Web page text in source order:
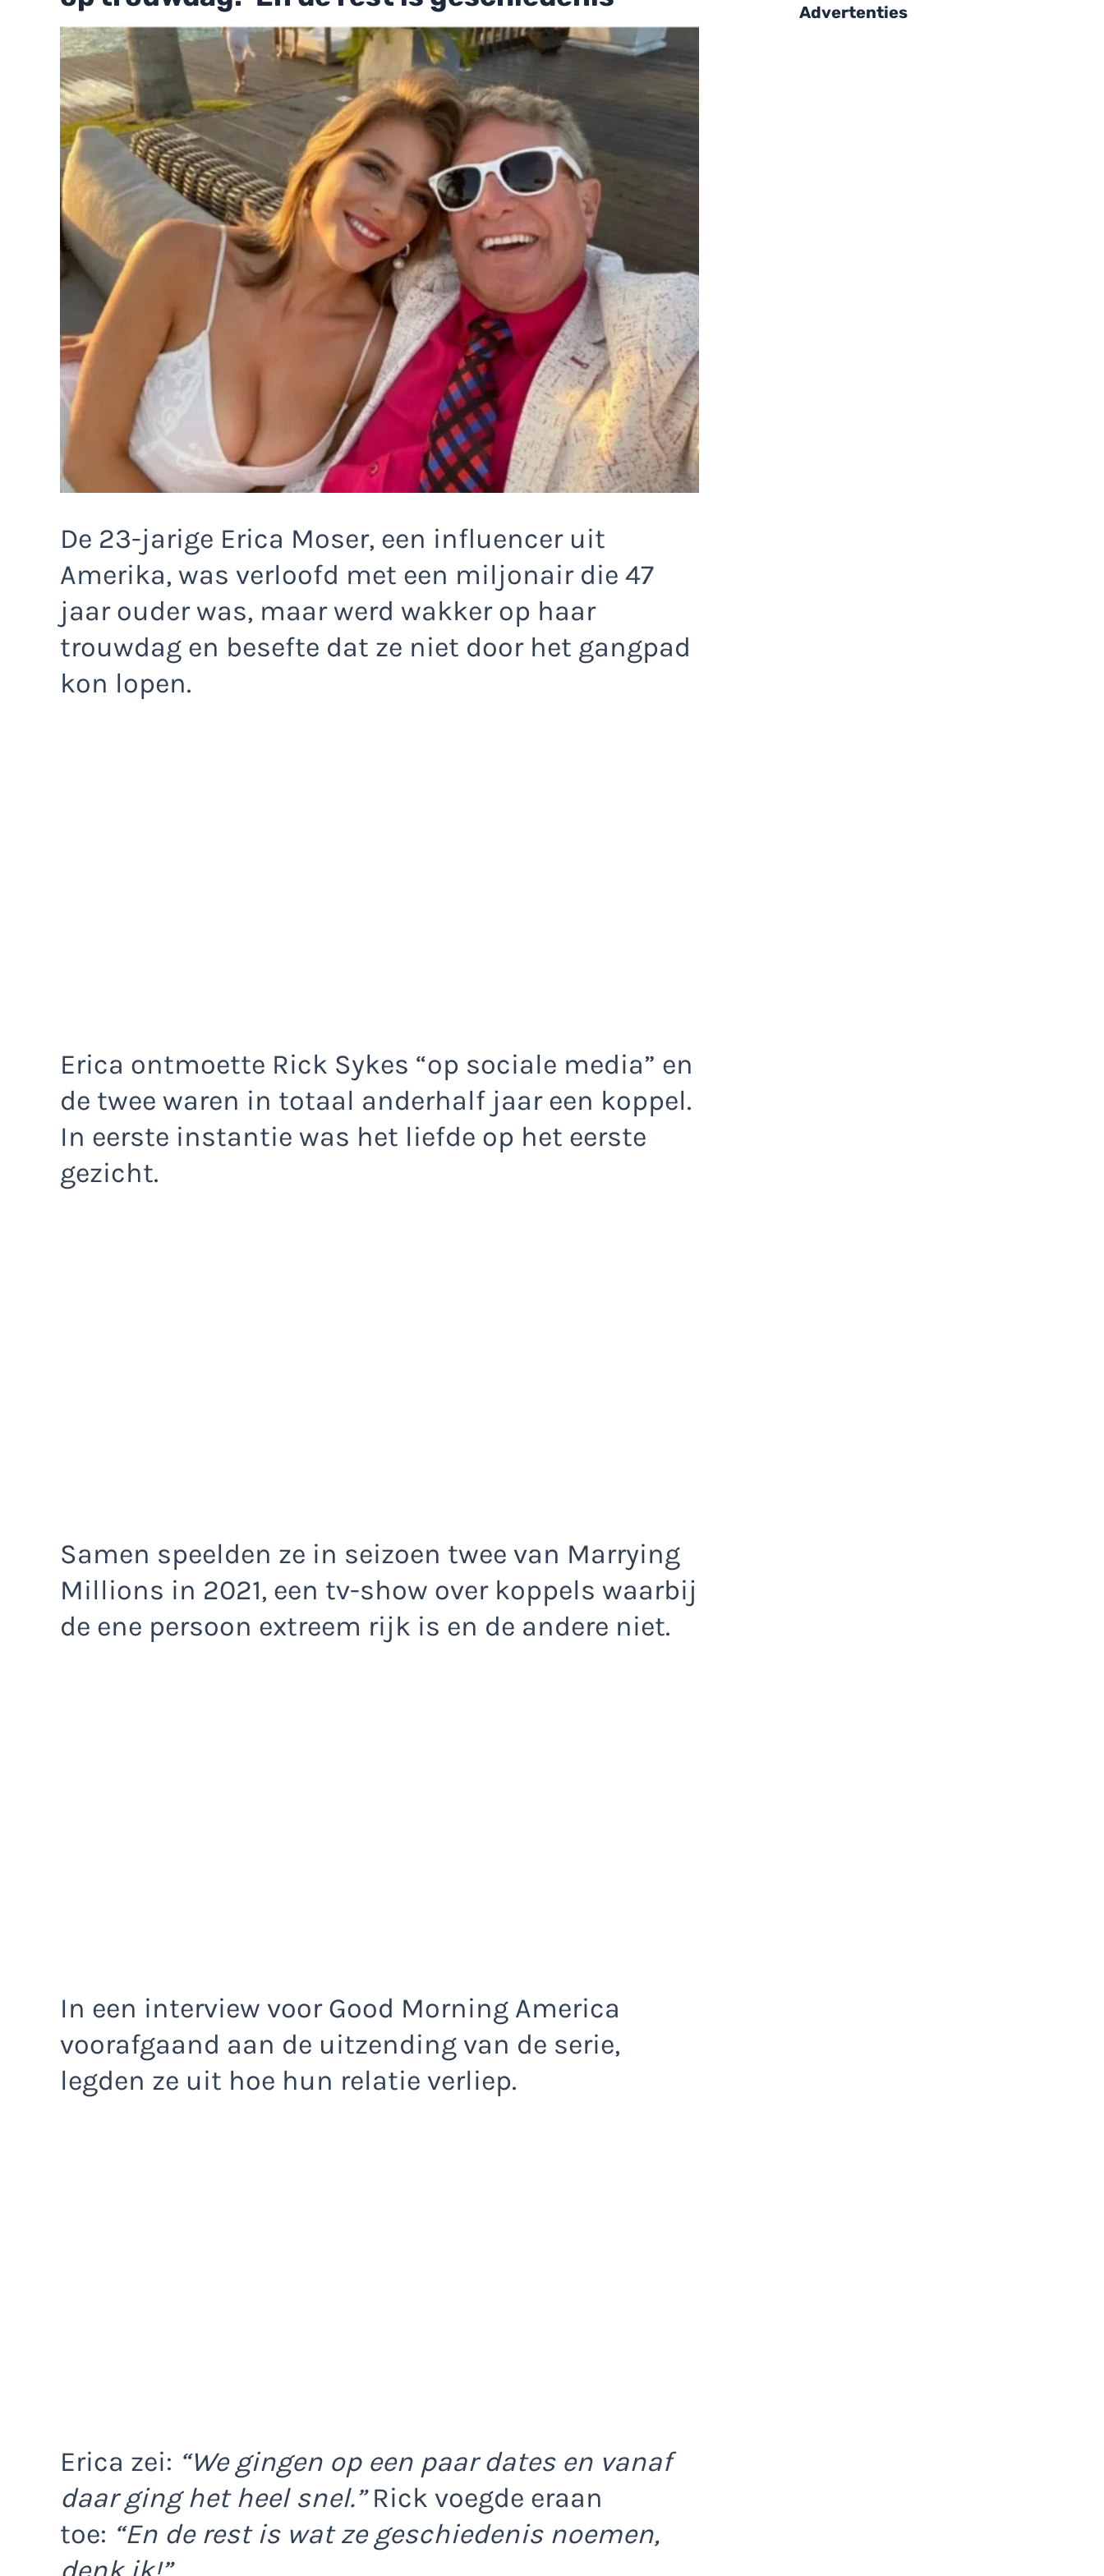
De 23-jarige Erica Moser, een influencer uit
Amerika, was verloofd met een miljonair die 47
jaar ouder was, maar werd wakker op haar
trouwdag en besefte dat ze niet door het gangpad
kon lopen.
Erica ontmoette Rick Sykes “op sociale media” en
de twee waren in totaal anderhalf jaar een koppel.
In eerste instantie was het liefde op het eerste
gezicht.
Samen speelden ze in seizoen twee van Marrying
Millions in 2021, een tv-show over koppels waarbij
de ene persoon extreem rijk is en de andere niet.
In een interview voor Good Morning America
voorafgaand aan de uitzending van de serie,
legden ze uit hoe hun relatie verliep.
Erica zei: “We gingen op een paar dates en vanaf
daar ging het heel snel.”Rick voegde eraan
toe: “En de rest is wat ze geschiedenis noemen,
Advertenties